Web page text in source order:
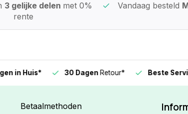
3 gelijke delen met 0%
rente
Vandaag besteld
Huis* 30 DagenRetour* Beste Service
Betaalmethoden